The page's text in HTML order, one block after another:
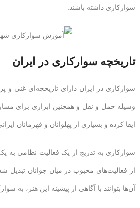
سوارکاری داشته باشند.
تاریخچه سوارکاری در ایران
سوارکاری در ایران دارای تاریخچه‌ای غنی و
وسیله حمل و نقل و همچنین ابزاری برای
ایفا کرده و بسیاری از پهلوانان و قهرمانان
سوارکاری به تدریج از یک فعالیت نظامی
از فعالیت‌های محبوب در میان جوانان
آن‌ها بتوانند با آگاهی از پیشینه این هنر، به